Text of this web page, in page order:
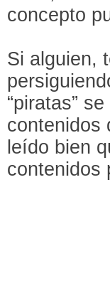
concepto
Si alguien,
“piratas”
contenidos
leído bien
contenidos